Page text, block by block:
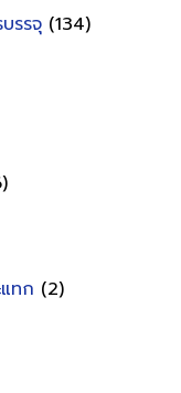
รรจุ (134)
ทก (2)